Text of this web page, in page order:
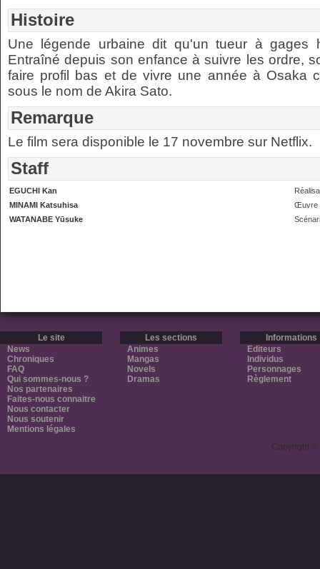
Histoire
Une légende urbaine dit qu'un tueur à gages
Entraîné depuis son enfance à suivre les ordre,
faire profil bas et de vivre une année à Osaka
sous le nom de Akira Sato.
Remarque
Le film sera disponible le 17 novembre sur Netflix.
Staff
EGUCHI Kan
MINAMI Katsuhisa
Œuvre
WATANABE Yūsuke
Le site
News
Chroniques
FAQ
Qui sommes-nous ?
Nos partenaires
Faites-nous connaitre
Nous contacter
Nous soutenir
Mentions légales
Les sections
Animes
Mangas
Novels
Dramas
Informations
Editeurs
Individus
Personnages
Règlement
Copyright ©